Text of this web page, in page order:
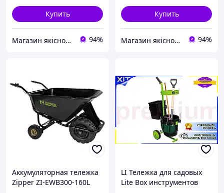
Купить
Магазин якісного інструменту Tools Shop 24/7 94%
Купить
Магазин якісного інструменту Tools Shop 24/7 94%
Аккумуляторная тележка
Zipper ZI-EWB300-160L
LI Тележка для садовых
Lite Box инструментов